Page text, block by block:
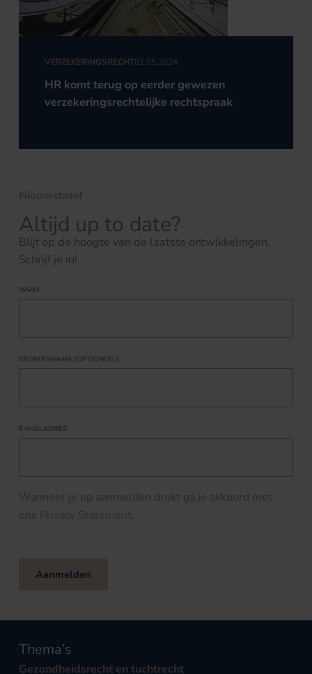
VERZEKERINGSRECHT01.05.2024
HR komt terug op eerder gewezen
verzekeringsrechtelijke rechtspraak
Nieuwsbrief
Altijd up to date?
Blijf op de hoogte van de laatste ontwikkelingen.
Schrijf je in!
NAAM
BEDRIJFSNAAM (OPTIONEEL)
E-MAILADRES
Wanneer je op aanmelden drukt ga je akkoord met
ons Privacy Statement.
Aanmelden
Thema’s
Gezondheidsrecht en tuchtrecht